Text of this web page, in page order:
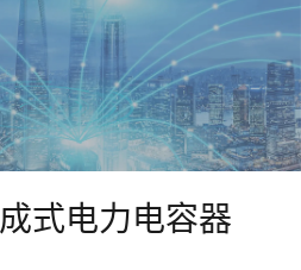
式电力电容器